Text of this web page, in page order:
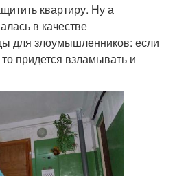
квартиру. Ну а
в качестве
для злоумышленников: если
придется взламывать и